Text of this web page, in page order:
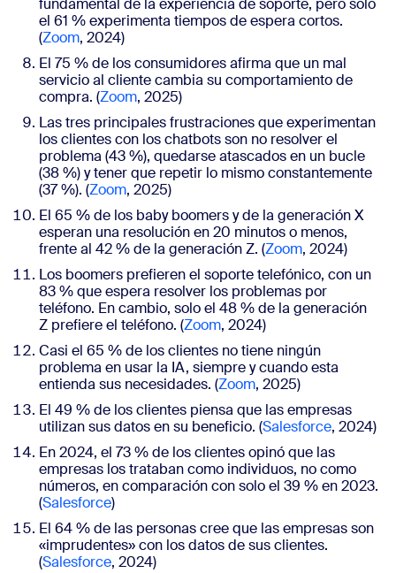
fundamental de la experiencia de soporte, pero solo
el 61 % experimenta tiempos de espera cortos.
(Zoom, 2024)
El 75 % de los consumidores afirma que un mal
servicio al cliente cambia su comportamiento de
compra. (Zoom, 2025)
Las tres principales frustraciones que experimentan
los clientes con los chatbots son no resolver el
problema (43 %), quedarse atascados en un bucle
(38 %) y tener que repetir lo mismo constantemente
(37 %). (Zoom, 2025)
El 65 % de los baby boomers y de la generación X
esperan una resolución en 20 minutos o menos,
frente al 42 % de la generación Z. (Zoom, 2024)
Los boomers prefieren el soporte telefónico, con un
83 % que espera resolver los problemas por
teléfono. En cambio, solo el 48 % de la generación
Z prefiere el teléfono. (Zoom, 2024)
Casi el 65 % de los clientes no tiene ningún
problema en usar la IA, siempre y cuando esta
entienda sus necesidades. (Zoom, 2025)
El 49 % de los clientes piensa que las empresas
utilizan sus datos en su beneficio. (Salesforce, 2024)
En 2024, el 73 % de los clientes opinó que las
empresas los trataban como individuos, no como
números, en comparación con solo el 39 % en 2023.
(Salesforce)
El 64 % de las personas cree que las empresas son
«imprudentes» con los datos de sus clientes.
(Salesforce, 2024)